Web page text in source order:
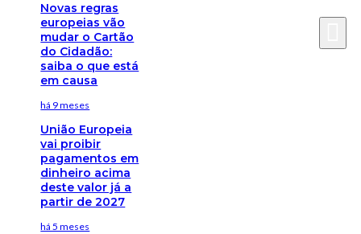
Novas regras
europeias vão
mudar o Cartão
do Cidadão:
saiba o que está
em causa
há 9 meses
União Europeia
vai proibir
pagamentos em
dinheiro acima
deste valor já a
partir de 2027
há 5 meses